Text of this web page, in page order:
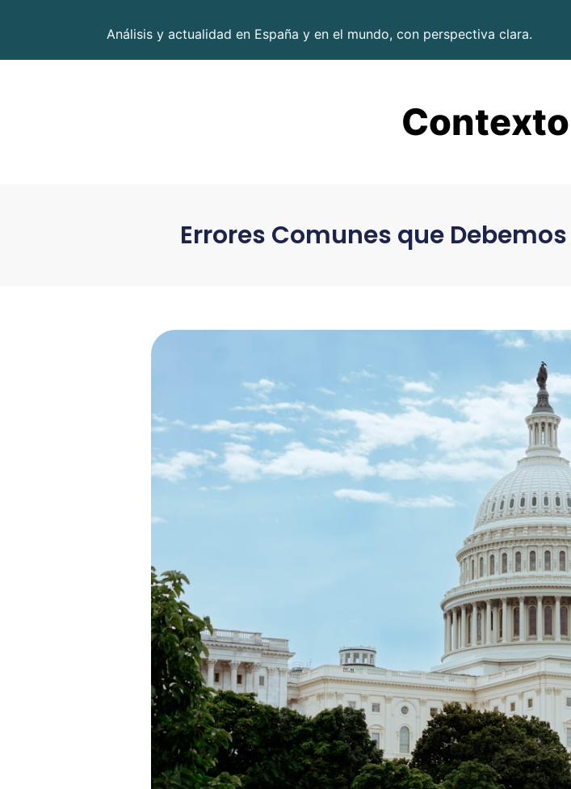
Análisis y actualidad en España y en el mundo, con perspectiva clara.
Errores Comunes que